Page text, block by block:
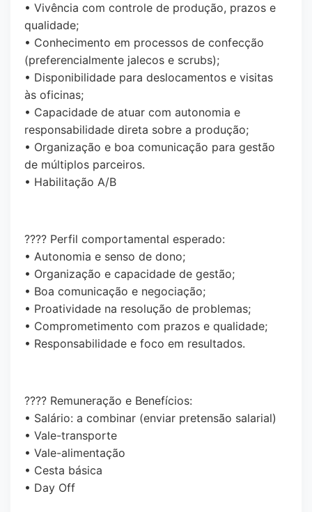
• Vivência com controle de produção, prazos e
qualidade;
• Conhecimento em processos de confecção
(preferencialmente jalecos e scrubs);
• Disponibilidade para deslocamentos e visitas
às oficinas;
• Capacidade de atuar com autonomia e
responsabilidade direta sobre a produção;
• Organização e boa comunicação para gestão
de múltiplos parceiros.
• Habilitação A/B
???? Perfil comportamental esperado:
• Autonomia e senso de dono;
• Organização e capacidade de gestão;
• Boa comunicação e negociação;
• Proatividade na resolução de problemas;
• Comprometimento com prazos e qualidade;
• Responsabilidade e foco em resultados.
???? Remuneração e Benefícios:
• Salário: a combinar (enviar pretensão salarial)
• Vale-transporte
• Vale-alimentação
• Cesta básica
• Day Off